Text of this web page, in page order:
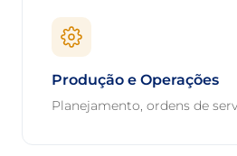
Produção e Operações
Planejamento, ordens de